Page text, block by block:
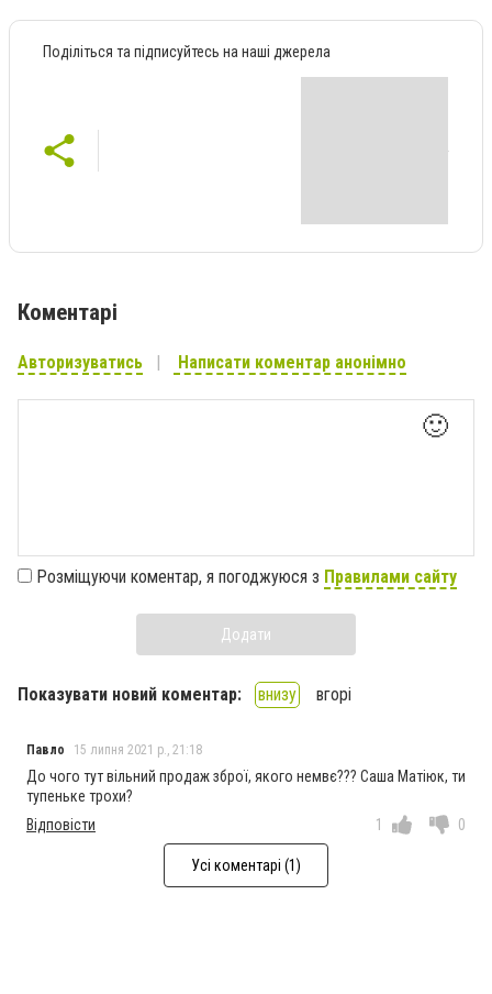
Поділіться та підписуйтесь на наші джерела
Коментарі
Авторизуватись Написати коментар анонімно
🙂
Розміщуючи коментар, я погоджуюся з Правилами сайту
Додати
Показувати новий коментар: внизу вгорі
Павло 15 липня 2021 р., 21:18
До чого тут вільний продаж зброї, якого немвє??? Саша Матіюк, ти
тупеньке трохи?
Відповісти
1 0
Усі коментарі (1)